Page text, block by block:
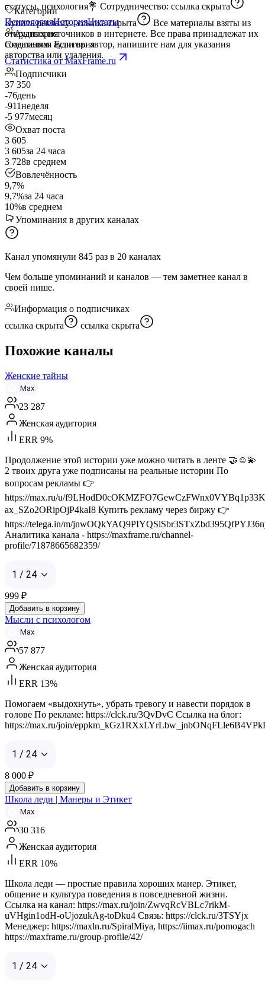
статусы, психология💐 Сотрудничество: ссылка скрыта
Купить рекламу -ссылка скрыта
открытых источников в интернете. Все права принадлежат их
создателям. Если вы автор, напишите нам для указания
авторства или удаления.
Категории
ПсихологияИсторияЦитаты
Аудитория
Смешанная аудитория
Статистика от MaxFrame.ru
Подписчики
37 350
-76день
-911неделя
-5 977месяц
Охват поста
3 605
3 605за 24 часа
3 728в среднем
Вовлечённость
9,7%
9,7%за 24 часа
10%в среднем
Упоминания в других каналах
Канал упомянули 845 раз в 20 каналах
Чем больше упоминаний и каналов — тем заметнее канал в
своей нише.
Информация о подписчиках
ссылка скрыта
ссылка скрыта
Похожие каналы
Женские тайны
Max
23 287
Женская аудитория
ERR 9%
Продолжение этой истории уже можно читать в ленте 🤝☺️💫
2 твоих друга уже подписаны на реальные истории По
вопросам рекламы 👉
https://max.ru/u/
ax_SZo2ORipOjP4kaI8 Купить рекламу через биржу 👉
https://telega.in/m/
Аналитика канала - https://maxframe.ru/channel-
profile/71878665682359/
1 / 24
999 ₽
Добавить в корзину
Мысли с психологом
Max
57 877
Женская аудитория
ERR 13%
Помогаем «выдохнуть», убрать тревогу и навести порядок в
голове По рекламе: https://clck.ru/3QvDvC Ссылка на блог:
https://max.ru/join/
1 / 24
8 000 ₽
Добавить в корзину
Школа леди | Манеры и Этикет
Max
30 316
Женская аудитория
ERR 10%
Школа леди — простые правила хороших манер. Этикет,
общение и культура поведения в повседневной жизни.
Ссылка на канал: https://max.ru/join/ZwvqRcVBLc7rikM-
uVHgin1odH-oUjozukAg-toDku4 Связь: https://clck.ru/3TSYjx
Менеджер: https://maxln.ru/SpiralMiya, https://iimax.ru/pomogach
https://maxframe.ru/group-profile/42/
1 / 24